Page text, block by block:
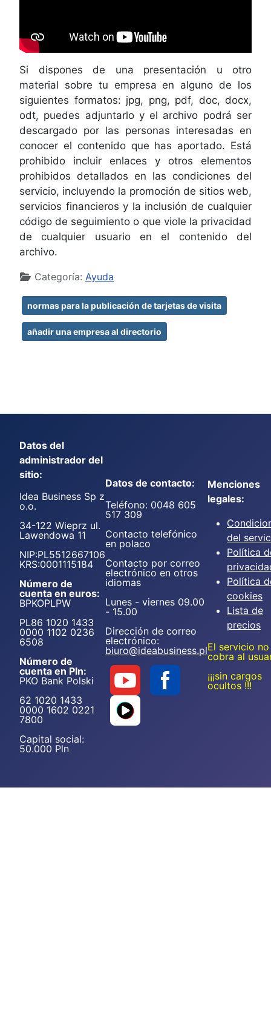
Si dispones de una presentación u otro
material sobre tu empresa en alguno de los
siguientes formatos: jpg, png, pdf, doc, docx,
odt, puedes adjuntarlo y el archivo podrá ser
descargado por las personas interesadas en
conocer el contenido que has aportado. Está
prohibido incluir enlaces y otros elementos
prohibidos detallados en las condiciones del
servicio, incluyendo la promoción de sitios web,
servicios financieros y la inclusión de cualquier
código de seguimiento o que viole la privacidad
de cualquier usuario en el contenido del
archivo.
Detalles
Categoría: Ayuda
normas para la publicación de tarjetas de visita
añadir una empresa al directorio
Datos del
administrador del
sitio:
Idea Business Sp z
o.o.
34-122 Wieprz ul.
Lawendowa 11
NIP:PL5512667106
KRS:0001115184
Número de
cuenta en euros:
BPKOPLPW
PL86 1020 1433
0000 1102 0236
6508
Número de
cuenta en Pln:
PKO Bank Polski
62 1020 1433
0000 1602 0221
7800
Capital social:
50.000 Pln
Datos de contacto:
Teléfono: 0048 605
517 309
Contacto telefónico
en polaco
Contacto por correo
electrónico en otros
idiomas
Lunes - viernes 09.00
- 15.00
Dirección de correo
electrónico:
biuro@ideabusiness.pl
Menciones
legales:
del
Política
Política
cookies
Lista de
precios
El servicio no
cobra al
¡¡¡sin cargos
ocultos !!!